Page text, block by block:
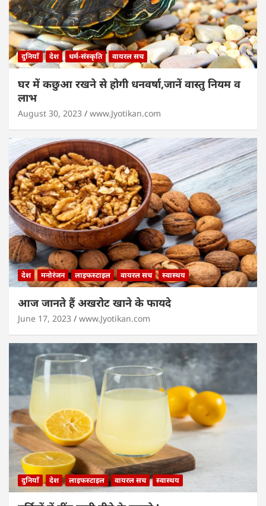
दुनियाँ देश धर्म-संस्कृति वायरल सच
घर में कछुआ रखने से होगी धनवर्षा,जानें वास्तु नियम व
लाभ
August 30, 2023 www.Jyotikan.com
देश मनोरंजन लाइफस्टाइल वायरल सच स्वास्थय
आज जानते हैं अखरोट खाने के फायदे
June 17, 2023 www.Jyotikan.com
दुनियाँ देश लाइफस्टाइल वायरल सच स्वास्थय